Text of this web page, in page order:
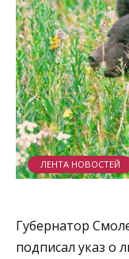
ЛЕНТА НОВОСТЕЙ
Губернатор
подписал указ о